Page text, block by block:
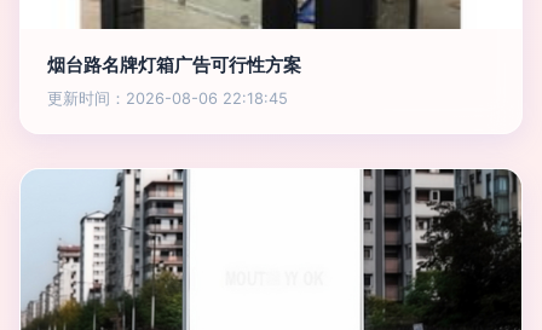
烟台路名牌灯箱广告可行性方案
更新时间：2026-08-06 22:18:45